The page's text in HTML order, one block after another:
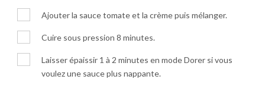
Ajouter la sauce tomate et la crème puis mélanger.
Cuire sous pression 8 minutes.
Laisser épaissir 1 à 2 minutes en mode Dorer si vous
voulez une sauce plus nappante.